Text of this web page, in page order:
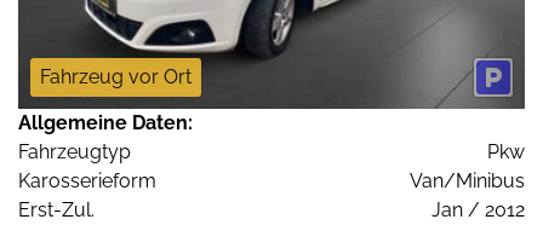
Fahrzeug vor Ort
Allgemeine Daten:
Fahrzeugtyp
Pkw
Karosserieform
Van/Minibus
Erst-Zul.
Jan / 2012